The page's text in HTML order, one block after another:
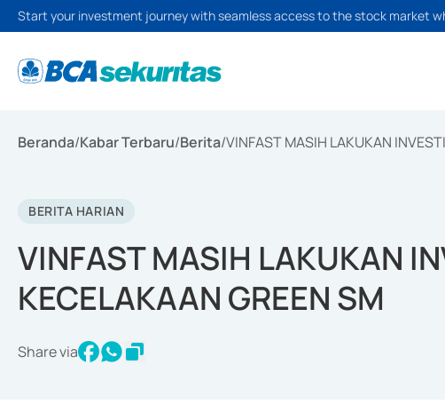
Start your investment journey with seamless access to the stock market
Beranda/Kabar Terbaru/Berita/VINFAST MASIH LAKUKAN
BERITA HARIAN
VINFAST MASIH LAKUKAN
KECELAKAAN GREEN SM
Share via